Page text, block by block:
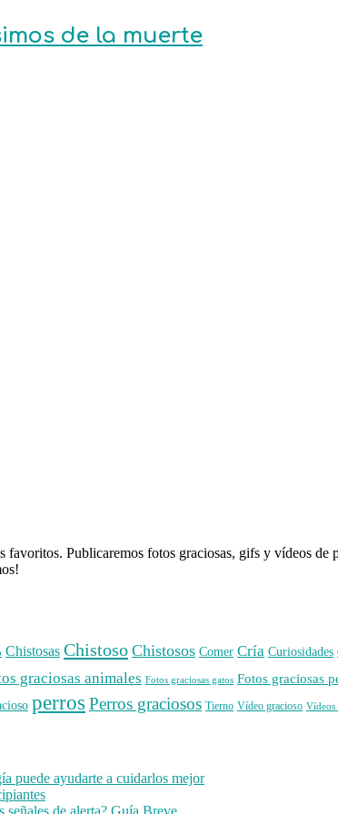
de la muerte
Publicaremos fotos graciosas, gifs y vídeos de
Chistosas Chistoso Chistosos Comer Cría Curiosidades
graciosas animales Fotos graciosas gatos Fotos graciosas
perros Perros graciosos Tierno Vídeo gracioso
puede ayudarte a cuidarlos mejor
señales de alerta? Guía Breve